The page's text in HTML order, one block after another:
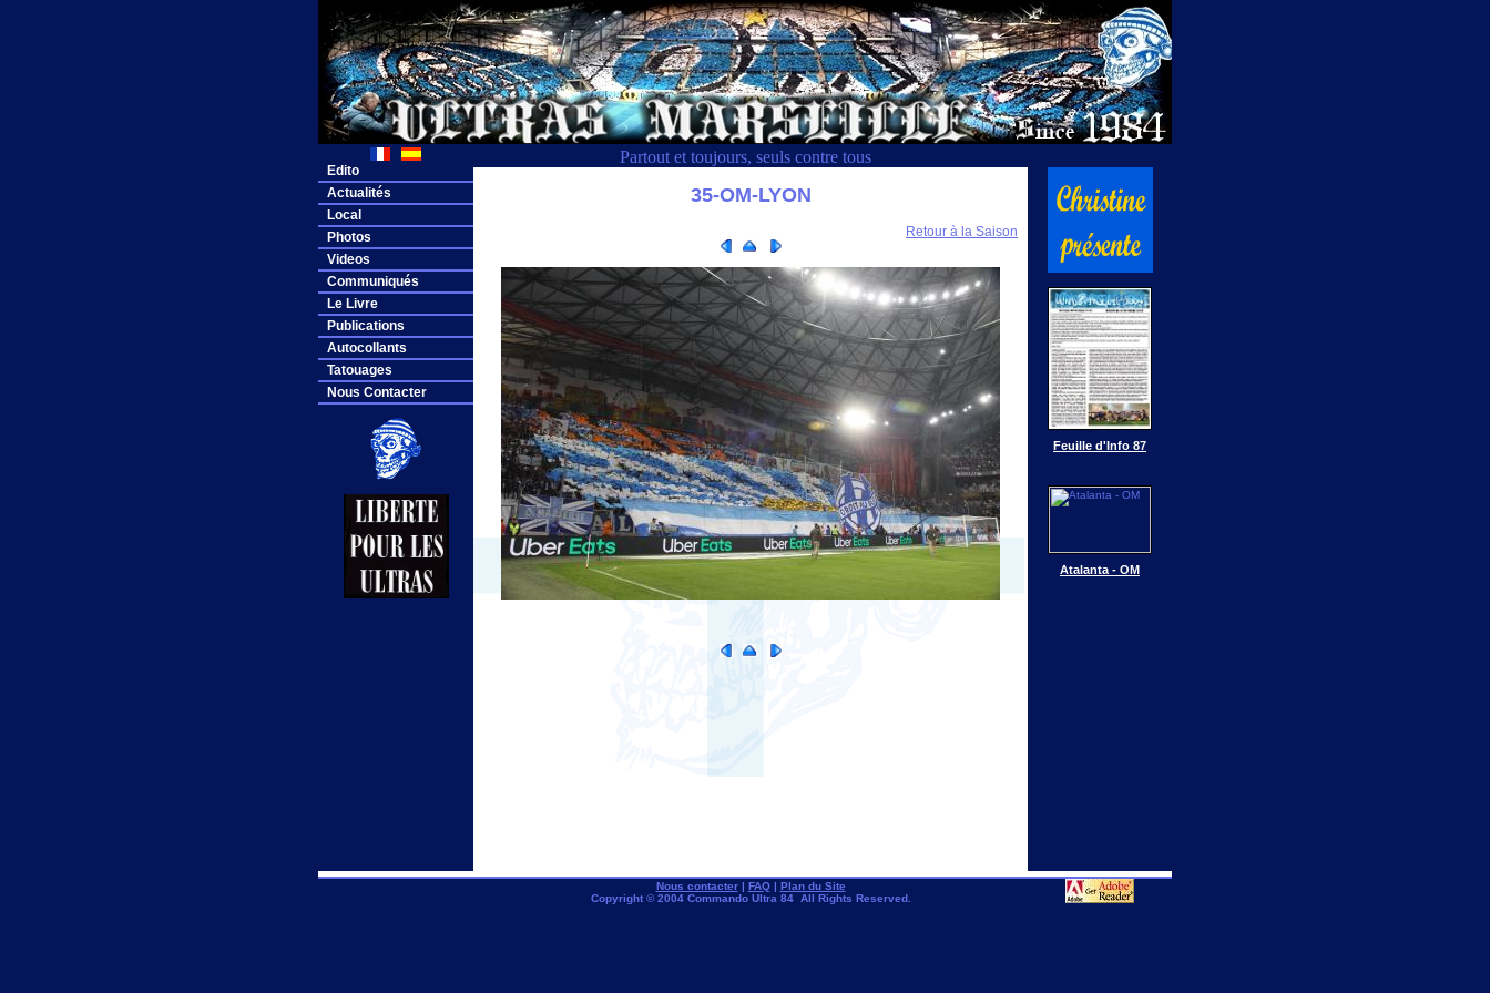
Partout et toujours, seuls contre tous
Edito
Actualités
Local
Photos
Videos
Communiqués
Le Livre
Publications
Autocollants
Tatouages
Nous Contacter
35-OM-LYON
Retour à la Saison
Feuille d'Info 87
Atalanta - OM
Nous contacter| FAQ| Plan du Site
Copyright © 2004 Commando Ultra 84 All Rights Reserved.